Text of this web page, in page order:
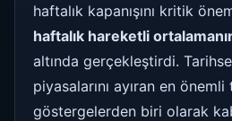
haftalık kapanışını kritik
haftalık hareketli
altında gerçekleştirdi.
piyasalarını ayıran en
göstergelerden biri olarak